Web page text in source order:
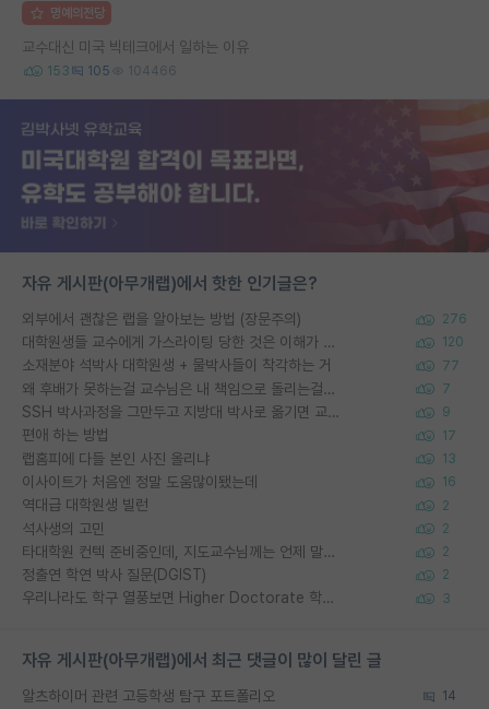
명예의전당
교수대신 미국 빅테크에서 일하는 이유
153 105 104466
자유 게시판(아무개랩)에서 핫한 인기글은?
외부에서 괜찮은 랩을 알아보는 방법 (장문주의) 276
대학원생들 교수에게 가스라이팅 당한 것은 이해가 갑니다. 안타깝네요. 120
소재분야 석박사 대학원생 + 물박사들이 착각하는 거 77
왜 후배가 못하는걸 교수님은 내 책임으로 돌리는걸까요? 7
SSH 박사과정을 그만두고 지방대 박사로 옮기면 교수의 꿈은 끝일까요? 9
편애 하는 방법 17
랩홈피에 다들 본인 사진 올리냐 13
이사이트가 처음엔 정말 도움많이됐는데 16
역대급 대학원생 빌런 2
석사생의 고민 2
타대학원 컨텍 준비중인데, 지도교수님께는 언제 말씀드려야 할까요? 2
정출연 학연 박사 질문(DGIST) 2
우리나라도 학구 열풍보면 Higher Doctorate 학위가 필요하다고 봅니다. 3
자유 게시판(아무개랩)에서 최근 댓글이 많이 달린 글
알츠하이머 관련 고등학생 탐구 포트폴리오 14